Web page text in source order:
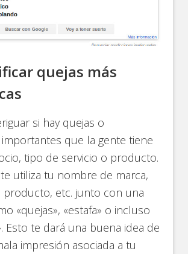
quejas más
si hay quejas o
que la gente tiene
tipo de servicio o producto.
utiliza tu nombre de marca,
etc. junto con una
«quejas», «estafa» o incluso
Esto te dará una buena idea de
impresión asociada a tu